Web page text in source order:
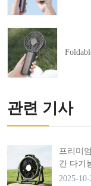
관련 기사
프리미
간 다기
2025-